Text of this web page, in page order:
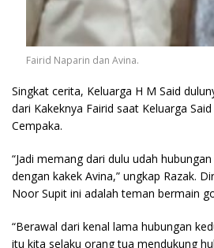
Fairid Naparin dan Avina.
Singkat cerita, Keluarga H M Said
dari Kakeknya Fairid saat Keluarga
Cempaka.
“Jadi memang dari dulu udah
dengan kakek Avina,” ungkap Razak.
Noor Supit ini adalah teman bermain
“Berawal dari kenal lama hubungan
itu kita selaku orang tua mendukung